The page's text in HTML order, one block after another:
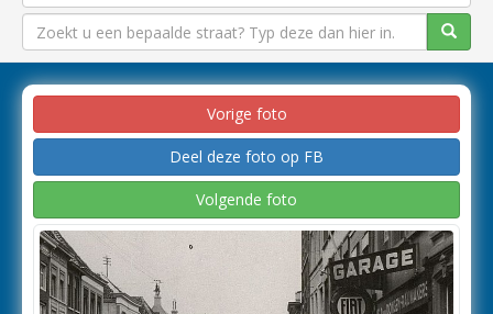
Vorige foto
Deel deze foto op FB
Volgende foto